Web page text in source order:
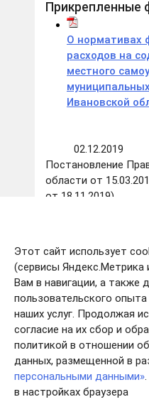
Этот сайт использует
(сервисы Яндекс.Метрика
Вам в навигации, а также
пользовательского
наших услуг. Продолжая
согласие на их сбор и
политикой в отношении
данных, размещенной в
персональными данными»
в настройках браузера
Прикрепленные
О нормативах
расходов на
местного
Ивановской
02.12.2019
Постановление
области от
от 18.11.2019)
РАСЧЕТА
СОДЕРЖАНИЕ
ОБРАЗОВАНИЙ
ОБЛАСТИ
22.02.2019
Распоряжение
Ивановской